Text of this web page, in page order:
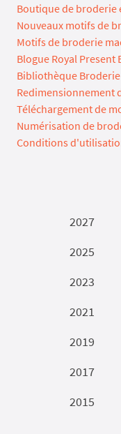
Boutique de broderie
Nouveaux motifs de
Motifs de broderie
Blogue Royal Present
Bibliothèque Broderie
Redimensionnement
Téléchargement de
Numérisation de
Conditions
2027
2025
2023
2021
2019
2017
2015